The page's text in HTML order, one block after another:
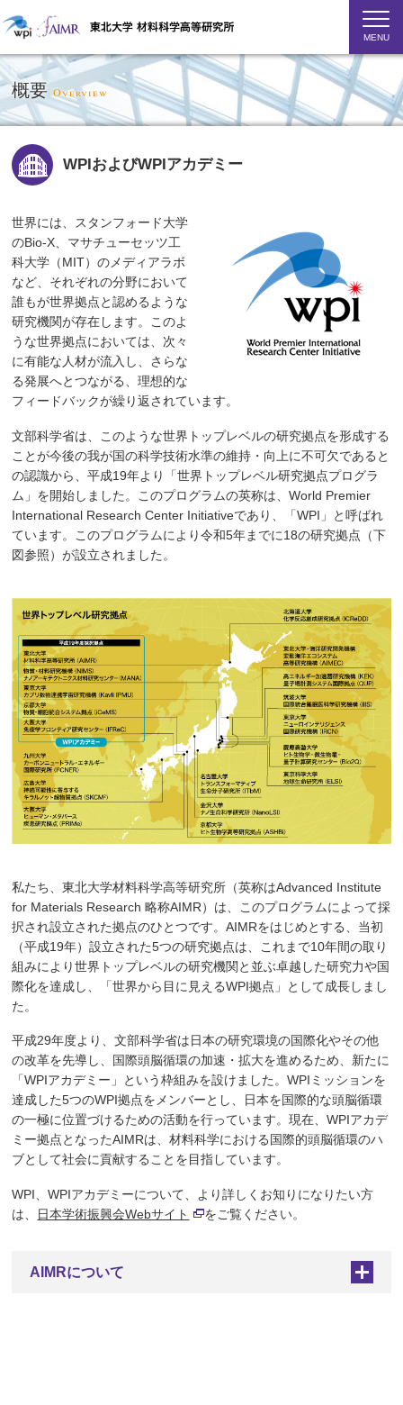
MENU
概要Overview
WPIおよびWPIアカデミー
世界には、スタンフォード大学
のBio-X、マサチューセッツ工
科大学（MIT）のメディアラボ
など、それぞれの分野において
誰もが世界拠点と認めるような
研究機関が存在します。このよ
うな世界拠点においては、次々
に有能な人材が流入し、さらな
る発展へとつながる、理想的な
フィードバックが繰り返されています。
文部科学省は、このような世界トップレベルの研究拠点を形成する
ことが今後の我が国の科学技術水準の維持・向上に不可欠であると
の認識から、平成19年より「世界トップレベル研究拠点プログラ
ム」を開始しました。このプログラムの英称は、World Premier
International Research Center Initiativeであり、「WPI」と呼ばれ
ています。このプログラムにより令和5年までに18の研究拠点（下
図参照）が設立されました。
私たち、東北大学材料科学高等研究所（英称はAdvanced Institute
for Materials Research 略称AIMR）は、このプログラムによって採
択され設立された拠点のひとつです。AIMRをはじめとする、当初
（平成19年）設立された5つの研究拠点は、これまで10年間の取り
組みにより世界トップレベルの研究機関と並ぶ卓越した研究力や国
際化を達成し、「世界から目に見えるWPI拠点」として成長しまし
た。
平成29年度より、文部科学省は日本の研究環境の国際化やその他
の改革を先導し、国際頭脳循環の加速・拡大を進めるため、新たに
「WPIアカデミー」という枠組みを設けました。WPIミッションを
達成した5つのWPI拠点をメンバーとし、日本を国際的な頭脳循環
の一極に位置づけるための活動を行っています。現在、WPIアカデ
ミー拠点となったAIMRは、材料科学における国際的頭脳循環のハ
ブとして社会に貢献することを目指しています。
WPI、WPIアカデミーについて、より詳しくお知りになりたい方
は、 日本学術振興会Webサイト をご覧ください。
AIMRについて +